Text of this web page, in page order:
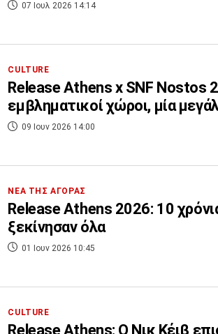
07 Ιουλ 2026 14:14
CULTURE
Release Athens x SNF Nostos
εμβληματικοί χώροι, μία
09 Ιουν 2026 14:00
ΝΕΑ ΤΗΣ ΑΓΟΡΑΣ
Release Athens 2026: 10
ξεκίνησαν όλα
01 Ιουν 2026 10:45
CULTURE
Release Athens: Ο Νικ Κέιβ